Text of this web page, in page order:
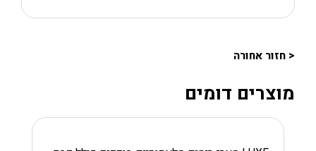
< חזור אחורה
מוצרים דומים